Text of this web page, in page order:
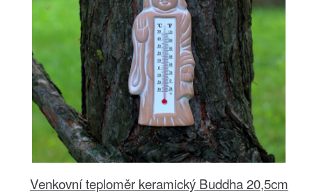
Venkovní teploměr keramický Buddha 20,5cm